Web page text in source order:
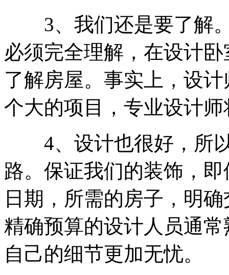
3、我们还是要了解。
必须完全理解，在设计
了解房屋。事实上，设
个大的项目，专业设计
4、设计也很好，所以
路。保证我们的装饰，
日期，所需的房子，明
精确预算的设计人员通
自己的细节更加无忧。